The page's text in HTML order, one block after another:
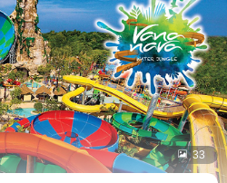
 33